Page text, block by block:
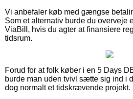
Vi anbefaler køb med gængse
Som et alternativ burde du overveje
ViaBill, hvis du agter at finansiere
tidsrum.
Forud for at folk køber i en 5 Days
burde man uden tvivl sætte sig ind i
dog normalt et tidskrævende projekt.